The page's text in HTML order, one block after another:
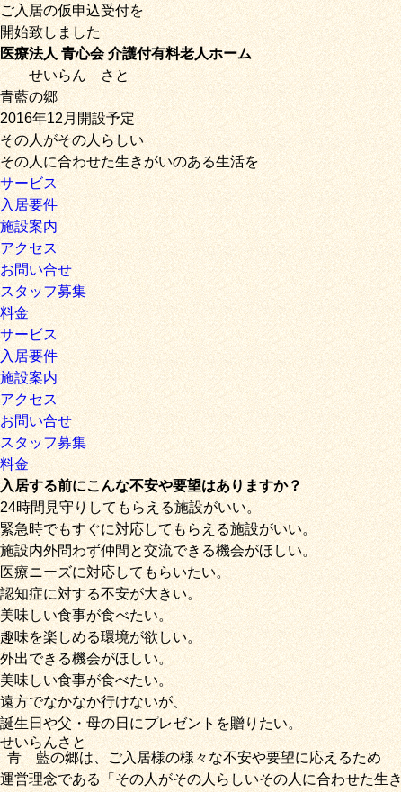
ご入居の仮申込受付を
開始致しました
医療法人 青心会 介護付有料老人ホーム
せいらんさと
青藍の郷
2016年12月開設予定
その人がその人らしい
その人に合わせた生きがいのある生活を
サービス
入居要件
施設案内
アクセス
お問い合せ
スタッフ募集
料金
サービス
入居要件
施設案内
アクセス
お問い合せ
スタッフ募集
料金
入居する前にこんな不安や要望はありますか？
24時間見守りしてもらえる施設がいい。
緊急時でもすぐに対応してもらえる施設がいい。
施設内外問わず仲間と交流できる機会がほしい。
医療ニーズに対応してもらいたい。
認知症に対する不安が大きい。
美味しい食事が食べたい。
趣味を楽しめる環境が欲しい。
外出できる機会がほしい。
美味しい食事が食べたい。
遠方でなかなか行けないが、
誕生日や父・母の日にプレゼントを贈りたい。
青藍
せいらん
の郷
さと
は、ご入居様の様々な不安や要望に応えるため
運営理念である「その人がその人らしいその人に合わせた生